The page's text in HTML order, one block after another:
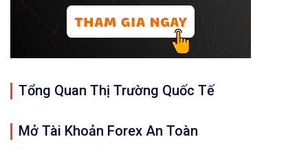
Tổng Quan Thị Trường Quốc Tế
Mở Tài Khoản Forex An Toàn